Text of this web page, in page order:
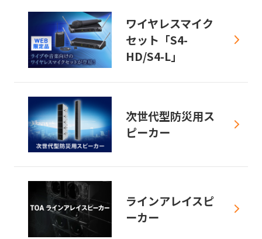
ワイヤレスマイク
セット「S4-
HD/S4-L」
次世代型防災用ス
ピーカー
ラインアレイスピ
ーカー